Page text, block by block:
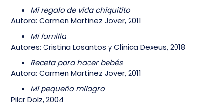
Mi regalo de vida chiquitito
Autora: Carmen Martínez Jover, 2011
Mi familia
Autores: Cristina Losantos y Clínica Dexeus, 2018
Receta para hacer bebés
Autora: Carmen Martínez Jover, 2011
Mi pequeño milagro
Pilar Dolz, 2004